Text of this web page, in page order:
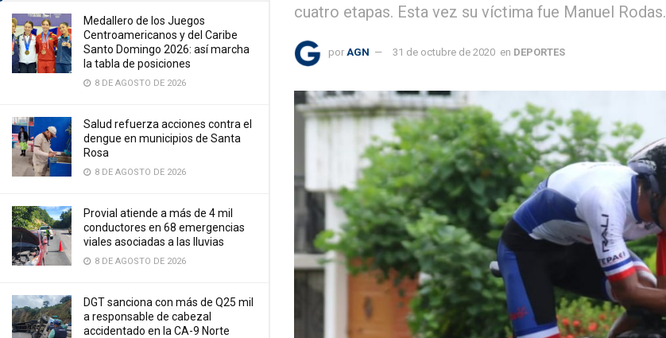
Medallero de los Juegos
Centroamericanos y del Caribe
Santo Domingo 2026: así marcha
la tabla de posiciones
8 DE AGOSTO DE 2026
Salud refuerza acciones contra el
dengue en municipios de Santa
Rosa
8 DE AGOSTO DE 2026
Provial atiende a más de 4 mil
conductores en 68 emergencias
viales asociadas a las lluvias
8 DE AGOSTO DE 2026
DGT sanciona con más de Q25 mil
a responsable de cabezal
accidentado en la CA-9 Norte
cuatro etapas. Esta vez su víctima fue Manuel Rodas.
por AGN 31 de octubre de 2020 en DEPORTES